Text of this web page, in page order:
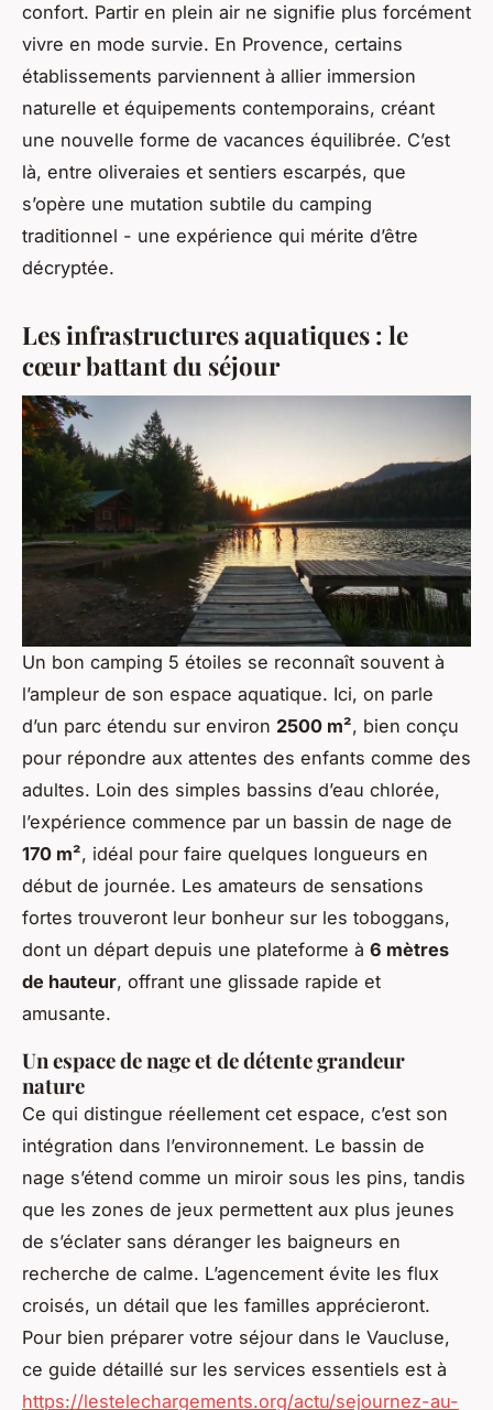
confort. Partir en plein air ne signifie plus forcément
vivre en mode survie. En Provence, certains
établissements parviennent à allier immersion
naturelle et équipements contemporains, créant
une nouvelle forme de vacances équilibrée. C’est
là, entre oliveraies et sentiers escarpés, que
s’opère une mutation subtile du camping
traditionnel - une expérience qui mérite d’être
décryptée.
Les infrastructures aquatiques : le
cœur battant du séjour
Un bon camping 5 étoiles se reconnaît souvent à
l’ampleur de son espace aquatique. Ici, on parle
d’un parc étendu sur environ 2500 m², bien conçu
pour répondre aux attentes des enfants comme des
adultes. Loin des simples bassins d’eau chlorée,
l’expérience commence par un bassin de nage de
170 m², idéal pour faire quelques longueurs en
début de journée. Les amateurs de sensations
fortes trouveront leur bonheur sur les toboggans,
dont un départ depuis une plateforme à 6 mètres
de hauteur, offrant une glissade rapide et
amusante.
Un espace de nage et de détente grandeur
nature
Ce qui distingue réellement cet espace, c’est son
intégration dans l’environnement. Le bassin de
nage s’étend comme un miroir sous les pins, tandis
que les zones de jeux permettent aux plus jeunes
de s’éclater sans déranger les baigneurs en
recherche de calme. L’agencement évite les flux
croisés, un détail que les familles apprécieront.
Pour bien préparer votre séjour dans le Vaucluse,
ce guide détaillé sur les services essentiels est à
https://lestelechargements.org/actu/sejournez-au-